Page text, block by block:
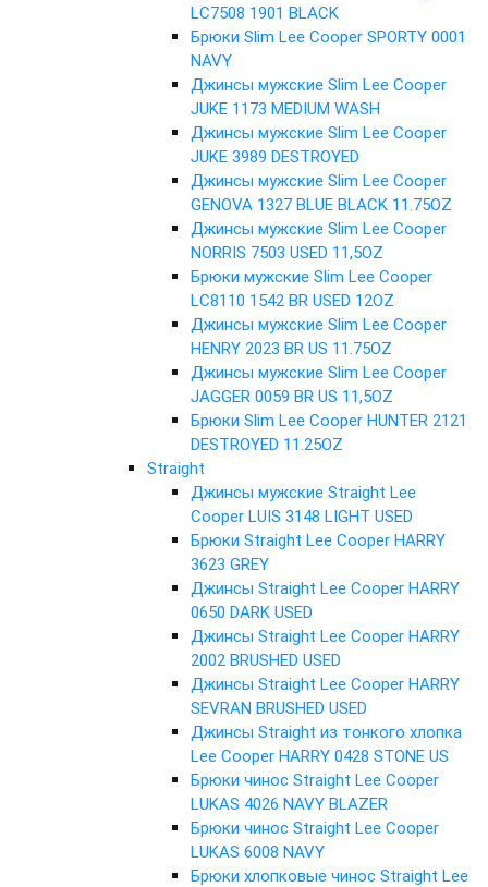
LC7508 1901 BLACK
Брюки Slim Lee Cooper SPORTY 0001
NAVY
Джинсы мужские Slim Lee Cooper
JUKE 1173 MEDIUM WASH
Джинсы мужские Slim Lee Cooper
JUKE 3989 DESTROYED
Джинсы мужские Slim Lee Cooper
GENOVA 1327 BLUE BLACK 11.75OZ
Джинсы мужские Slim Lee Cooper
NORRIS 7503 USED 11,5OZ
Брюки мужские Slim Lee Cooper
LC8110 1542 BR USED 12OZ
Джинсы мужские Slim Lee Cooper
HENRY 2023 BR US 11.75OZ
Джинсы мужские Slim Lee Cooper
JAGGER 0059 BR US 11,5OZ
Брюки Slim Lee Cooper HUNTER 2121
DESTROYED 11.25OZ
Straight
Джинсы мужские Straight Lee
Cooper LUIS 3148 LIGHT USED
Брюки Straight Lee Cooper HARRY
3623 GREY
Джинсы Straight Lee Cooper HARRY
0650 DARK USED
Джинсы Straight Lee Cooper HARRY
2002 BRUSHED USED
Джинсы Straight Lee Cooper HARRY
SEVRAN BRUSHED USED
Джинсы Straight из тонкого хлопка
Lee Cooper HARRY 0428 STONE US
Брюки чинос Straight Lee Cooper
LUKAS 4026 NAVY BLAZER
Брюки чинос Straight Lee Cooper
LUKAS 6008 NAVY
Брюки хлопковые чинос Straight Lee